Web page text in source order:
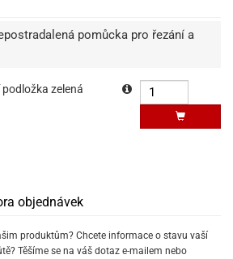
pomůcka pro řezání a
zelená
objednávek
produktům? Chcete informace o stavu vaší
Těšíme se na váš dotaz e-mailem nebo